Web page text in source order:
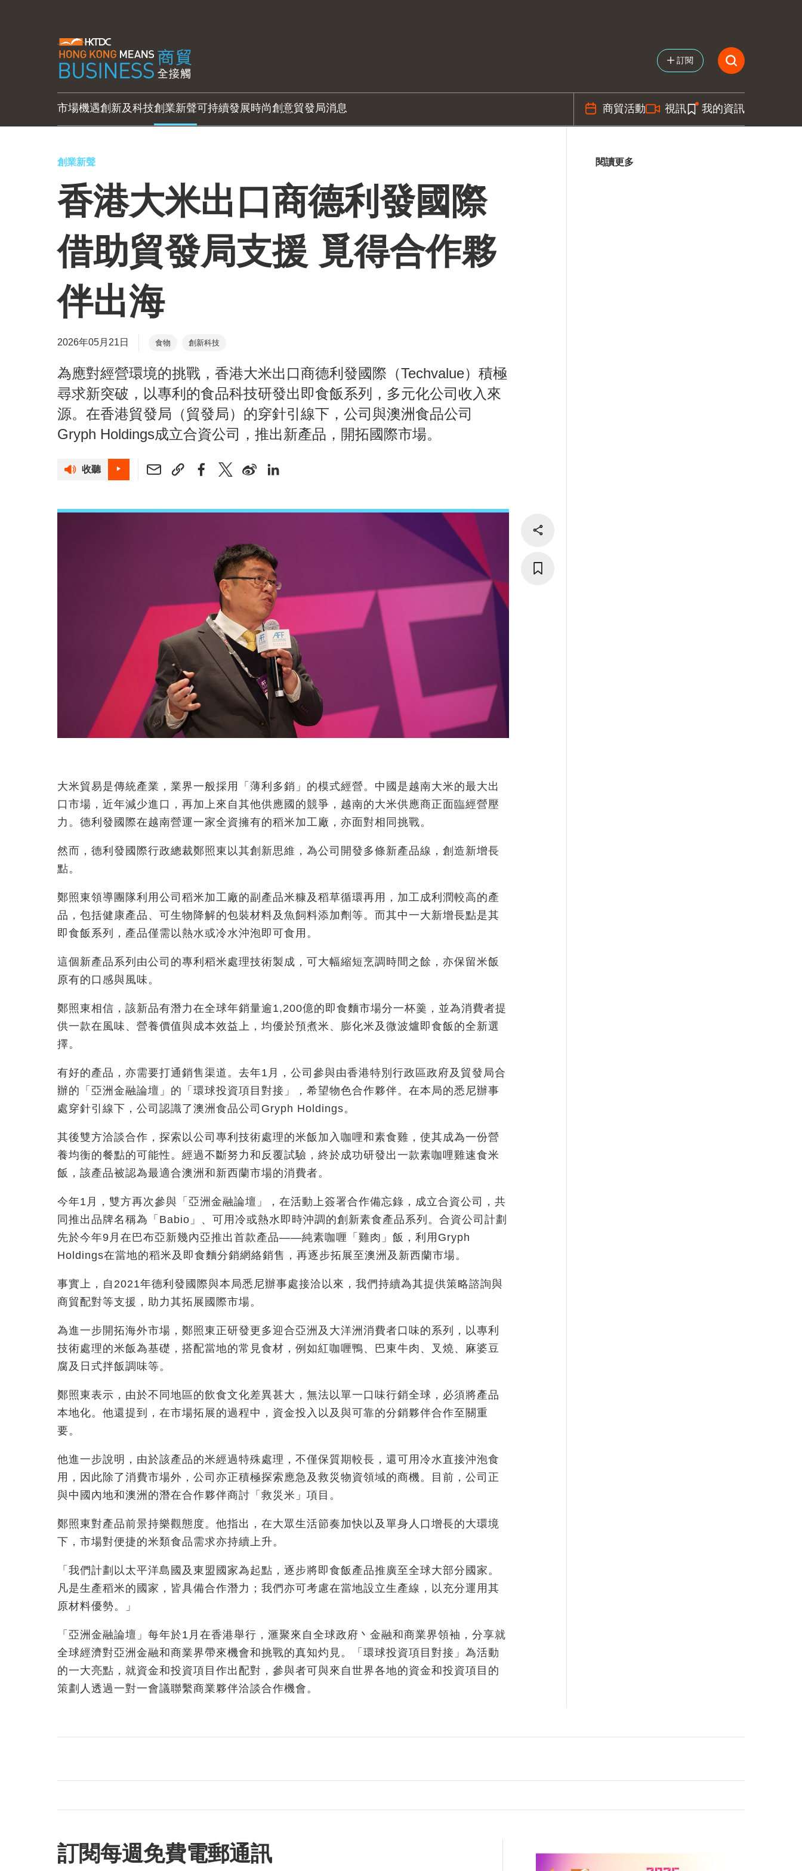
訂閱
市場機遇創新及科技創業新聲可持續發展時尚創意貿發局消息 商貿活動 視訊 我的資訊
創業新聲
香港大米出口商德利發國際
借助貿發局支援 覓得合作夥
伴出海
2026年05月21日 食物 創新科技
為應對經營環境的挑戰，香港大米出口商德利發國際（Techvalue）積極
尋求新突破，以專利的食品科技研發出即食飯系列，多元化公司收入來
源。在香港貿發局（貿發局）的穿針引線下，公司與澳洲食品公司
Gryph Holdings成立合資公司，推出新產品，開拓國際市場。
收聽
大米貿易是傳統產業，業界一般採用「薄利多銷」的模式經營。中國是越南大米的最大出
口市場，近年減少進口，再加上來自其他供應國的競爭，越南的大米供應商正面臨經營壓
力。德利發國際在越南營運一家全資擁有的稻米加工廠，亦面對相同挑戰。
然而，德利發國際行政總裁鄭照東以其創新思維，為公司開發多條新產品線，創造新增長
點。
鄭照東領導團隊利用公司稻米加工廠的副產品米糠及稻草循環再用，加工成利潤較高的產
品，包括健康產品、可生物降解的包裝材料及魚飼料添加劑等。而其中一大新增長點是其
即食飯系列，產品僅需以熱水或冷水沖泡即可食用。
這個新產品系列由公司的專利稻米處理技術製成，可大幅縮短烹調時間之餘，亦保留米飯
原有的口感與風味。
鄭照東相信，該新品有潛力在全球年銷量逾1,200億的即食麵市場分一杯羹，並為消費者提
供一款在風味、營養價值與成本效益上，均優於預煮米、膨化米及微波爐即食飯的全新選
擇。
有好的產品，亦需要打通銷售渠道。去年1月，公司參與由香港特別行政區政府及貿發局合
辦的「亞洲金融論壇」的「環球投資項目對接」，希望物色合作夥伴。在本局的悉尼辦事
處穿針引線下，公司認識了澳洲食品公司Gryph Holdings。
其後雙方洽談合作，探索以公司專利技術處理的米飯加入咖哩和素食雞，使其成為一份營
養均衡的餐點的可能性。經過不斷努力和反覆試驗，終於成功研發出一款素咖哩雞速食米
飯，該產品被認為最適合澳洲和新西蘭市場的消費者。
今年1月，雙方再次參與「亞洲金融論壇」，在活動上簽署合作備忘錄，成立合資公司，共
同推出品牌名稱為「Babio」、可用冷或熱水即時沖調的創新素食產品系列。合資公司計劃
先於今年9月在巴布亞新幾內亞推出首款產品——純素咖喱「雞肉」飯，利用Gryph
Holdings在當地的稻米及即食麵分銷網絡銷售，再逐步拓展至澳洲及新西蘭市場。
事實上，自2021年德利發國際與本局悉尼辦事處接洽以來，我們持續為其提供策略諮詢與
商貿配對等支援，助力其拓展國際市場。
為進一步開拓海外市場，鄭照東正研發更多迎合亞洲及大洋洲消費者口味的系列，以專利
技術處理的米飯為基礎，搭配當地的常見食材，例如紅咖喱鴨、巴東牛肉、叉燒、麻婆豆
腐及日式拌飯調味等。
鄭照東表示，由於不同地區的飲食文化差異甚大，無法以單一口味行銷全球，必須將產品
本地化。他還提到，在市場拓展的過程中，資金投入以及與可靠的分銷夥伴合作至關重
要。
他進一步說明，由於該產品的米經過特殊處理，不僅保質期較長，還可用冷水直接沖泡食
用，因此除了消費市場外，公司亦正積極探索應急及救災物資領域的商機。目前，公司正
與中國內地和澳洲的潛在合作夥伴商討「救災米」項目。
鄭照東對產品前景持樂觀態度。他指出，在大眾生活節奏加快以及單身人口增長的大環境
下，市場對便捷的米類食品需求亦持續上升。
「我們計劃以太平洋島國及東盟國家為起點，逐步將即食飯產品推廣至全球大部分國家。
凡是生產稻米的國家，皆具備合作潛力；我們亦可考慮在當地設立生產線，以充分運用其
原材料優勢。」
「亞洲金融論壇」每年於1月在香港舉行，滙聚來自全球政府丶金融和商業界領袖，分享就
全球經濟對亞洲金融和商業界帶來機會和挑戰的真知灼見。「環球投資項目對接」為活動
的一大亮點，就資金和投資項目作出配對，參與者可與來自世界各地的資金和投資項目的
策劃人透過一對一會議聯繫商業夥伴洽談合作機會。
閱讀更多
訂閱每週免費電郵通訊